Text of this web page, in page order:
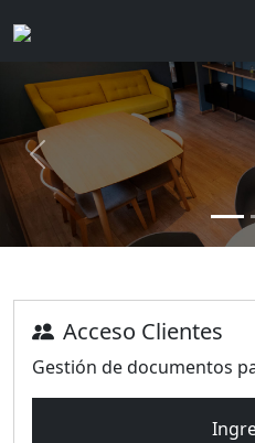
Previous
Acceso Clientes
Gestión de documentos